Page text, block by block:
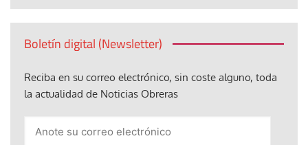
Boletín digital (Newsletter)
Reciba en su correo electrónico, sin coste alguno, toda
la actualidad de Noticias Obreras